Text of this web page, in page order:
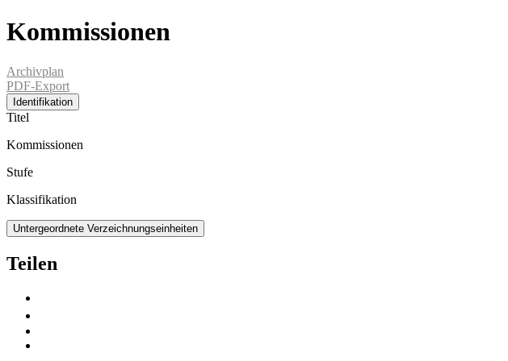
Kommissionen
Archivplan
PDF-Export
Identifikation
Titel
Kommissionen
Stufe
Klassifikation
Untergeordnete Verzeichnungseinheiten
Teilen